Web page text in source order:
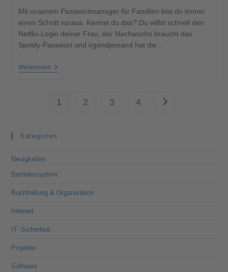
Mit unserem Passwortmanager für Familien bist du immer
einen Schritt voraus. Kennst du das? Du willst schnell den
Netflix-Login deiner Frau, der Nachwuchs braucht das
Spotify-Passwort und irgendjemand hat die…
Weiterlesen
1 2 3 4
Kategorien
Neuigkeiten
Betriebssystem
Buchhaltung & Organisation
Internet
IT- Sicherheit
Projekte
Software